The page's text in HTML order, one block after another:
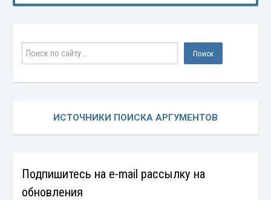
ИСТОЧНИКИ ПОИСКА АРГУМЕНТОВ
Подпишитесь на e-mail рассылку на
обновления